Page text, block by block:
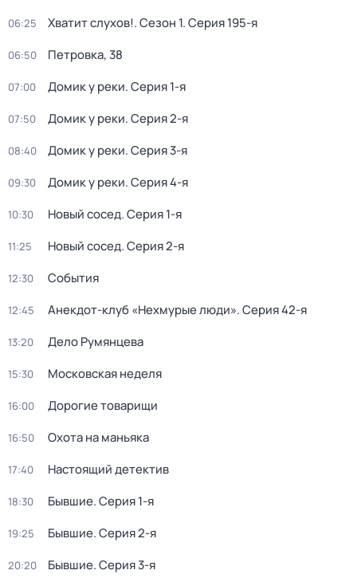
06:25 Хватит слухов!. Сезон 1. Серия 195-я
06:50 Петровка, 38
07:00 Домик у реки. Серия 1-я
07:50 Домик у реки. Серия 2-я
08:40 Домик у реки. Серия 3-я
09:30 Домик у реки. Серия 4-я
10:30 Новый сосед. Серия 1-я
11:25 Новый сосед. Серия 2-я
12:30 События
12:45 Анекдот-клуб «Нехмурые люди». Серия 42-я
13:20 Дело Румянцева
15:30 Московская неделя
16:00 Дорогие товарищи
16:50 Охота на маньяка
17:40 Настоящий детектив
18:30 Бывшие. Серия 1-я
19:25 Бывшие. Серия 2-я
20:20 Бывшие. Серия 3-я